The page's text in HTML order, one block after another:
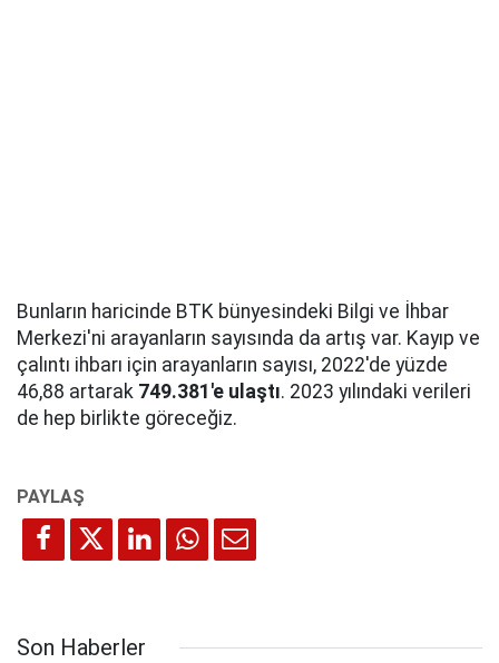
Bunların haricinde BTK bünyesindeki Bilgi ve İhbar
Merkezi'ni arayanların sayısında da artış var. Kayıp ve
çalıntı ihbarı için arayanların sayısı, 2022'de yüzde
46,88 artarak 749.381'e ulaştı. 2023 yılındaki verileri
de hep birlikte göreceğiz.
Son Haberler